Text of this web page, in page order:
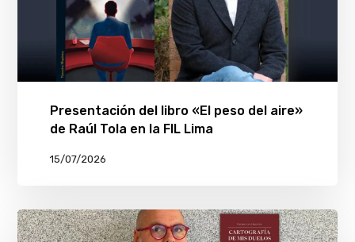
Presentación del libro «El peso del aire»
de Raúl Tola en la FIL Lima
15/07/2026